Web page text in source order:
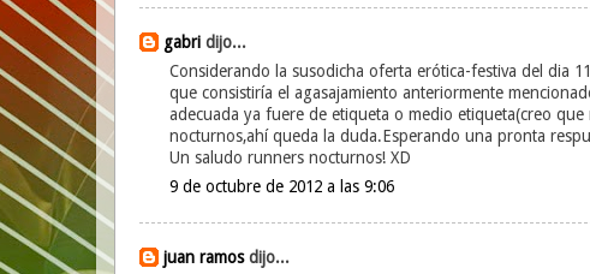
gabridijo...
Considerando la susodicha oferta erótica-festiva del dia
que consistiría el agasajamiento anteriormente
adecuada ya fuere de etiqueta o medio etiqueta(creo
nocturnos,ahí queda la duda.Esperando una pronta
Un saludo runners nocturnos! XD
9 de octubre de 2012 a las 9:06
juan ramosdijo...